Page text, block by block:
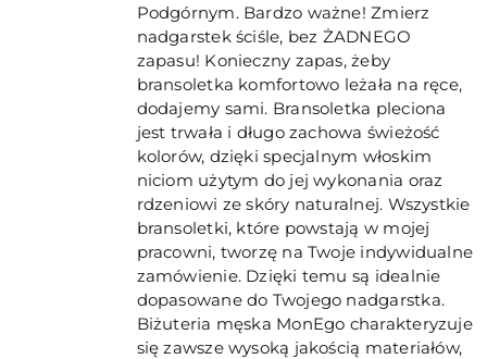
Podgórnym. Bardzo ważne! Zmierz
nadgarstek ściśle, bez ŻADNEGO
zapasu! Konieczny zapas, żeby
bransoletka komfortowo leżała na ręce,
dodajemy sami. Bransoletka pleciona
jest trwała i długo zachowa świeżość
kolorów, dzięki specjalnym włoskim
niciom użytym do jej wykonania oraz
rdzeniowi ze skóry naturalnej. Wszystkie
bransoletki, które powstają w mojej
pracowni, tworzę na Twoje indywidualne
zamówienie. Dzięki temu są idealnie
dopasowane do Twojego nadgarstka.
Biżuteria męska MonEgo charakteryzuje
się zawsze wysoką jakością materiałów,